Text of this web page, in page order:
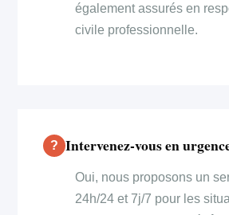
également assurés en
civile professionnelle.
Intervenez-vous en
Oui, nous proposons un
24h/24 et 7j/7 pour les